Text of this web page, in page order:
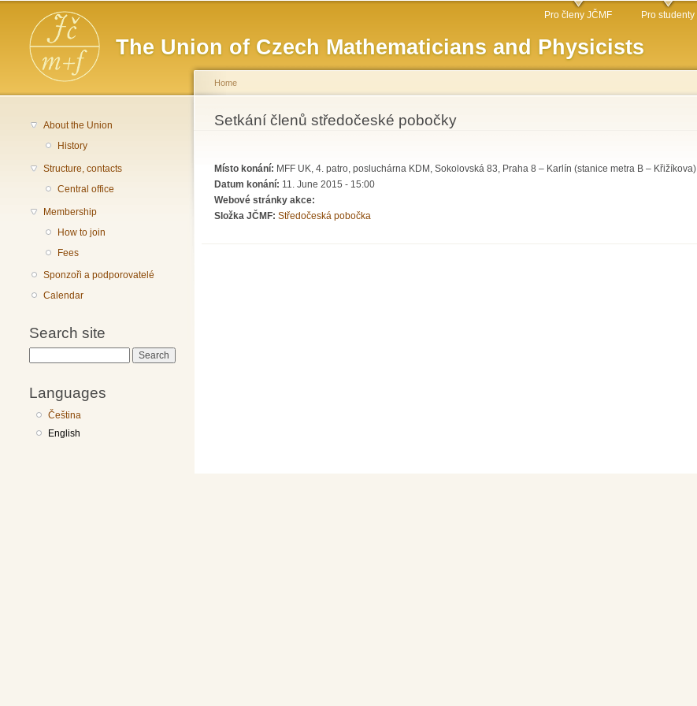
The Union of Czech Mathematicians and Physicists
Main menu Pro členy JČMF Pro studenty
About the Union
History
Structure, contacts
Central office
Membership
How to join
Fees
Sponzoři a podporovatelé
Calendar
Search site
Languages
Čeština
English
You are here
Home
Setkání členů středočeské pobočky
Místo konání: MFF UK, 4. patro, posluchárna KDM, Sokolovská 83, Praha 8 – Karlín (stanice metra B – Křižíkova).
Datum konání: 11. June 2015 - 15:00
Webové stránky akce:
Složka JČMF: Středočeská pobočka